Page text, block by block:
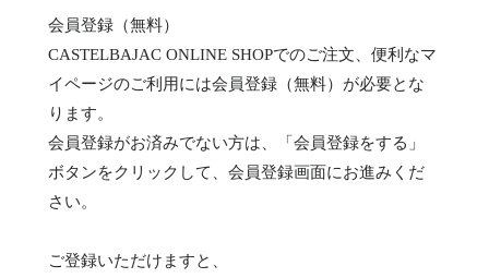
会員登録（無料）
CASTELBAJAC ONLINE SHOPでのご注文、便利なマ
イページのご利用には会員登録（無料）が必要とな
ります。
会員登録がお済みでない方は、「会員登録をする」
ボタンをクリックして、会員登録画面にお進みくだ
さい。
ご登録いただけますと、